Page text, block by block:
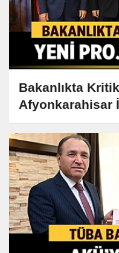
Bakanlıkta
Afyonkarahisar
Yolda!